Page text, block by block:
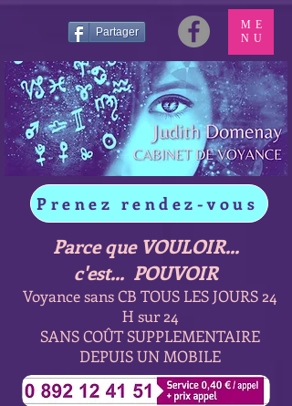
Partager
Prenez rendez-vous
Parce que VOULOIR...
c'est... POUVOIR
Voyance sans CB TOUS LES JOURS 24
H sur 24
SANS COÛT SUPPLEMENTAIRE
DEPUIS UN MOBILE
ME
NU